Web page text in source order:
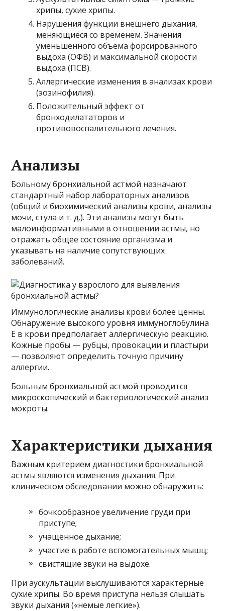
хрипы, сухие хрипы.
Нарушения функции внешнего дыхания,
меняющиеся со временем. Значения
уменьшенного объема форсированного
выдоха (ОФВ) и максимальной скорости
выдоха (ПСВ).
Аллергические изменения в анализах крови
(эозинофилия).
Положительный эффект от
бронходилататоров и
противовоспалительного лечения.
Анализы
Больному бронхиальной астмой назначают
стандартный набор лабораторных анализов
(общий и биохимический анализы крови, анализы
мочи, стула и т. д.). Эти анализы могут быть
малоинформативными в отношении астмы, но
отражать общее состояние организма и
указывать на наличие сопутствующих
заболеваний.
Иммунологические анализы крови более ценны.
Обнаружение высокого уровня иммуноглобулина
Е в крови предполагает аллергическую реакцию.
Кожные пробы — рубцы, провокации и пластыри
— позволяют определить точную причину
аллергии.
Больным бронхиальной астмой проводится
микроскопический и бактериологический анализ
мокроты.
Характеристики дыхания
Важным критерием диагностики бронхиальной
астмы являются изменения дыхания. При
клиническом обследовании можно обнаружить:
бочкообразное увеличение груди при
приступе;
учащенное дыхание;
участие в работе вспомогательных мышц;
свистящие звуки на выдохе.
При аускультации выслушиваются характерные
сухие хрипы. Во время приступа нельзя слышать
звуки дыхания («немые легкие»).